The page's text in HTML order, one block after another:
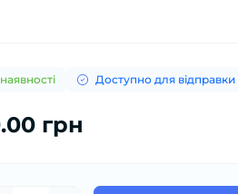
Доступно для відправки
грн